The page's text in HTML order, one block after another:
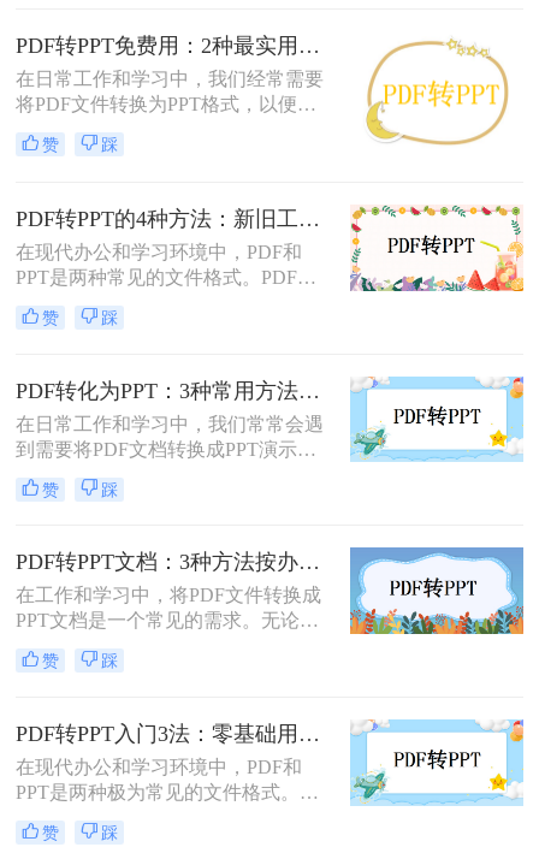
工”的泥潭——这不是能力问题，而
是工具选择的致命陷阱。那么怎么在
电脑上把pdf转换成ppt呢？作为深耕
电脑办公软件测评8年的博主，我亲
测30+工具，今天聚焦精准高效的转
换方案，帮你避开99%的坑。拒绝低
PDF转PPT免费用：2种最实用的操作路径和避坑要点！
在日常工作和学习中，我们经常需要
将PDF文件转换为PPT格式，以便进
行演示或编辑。那么怎么把pdf转换成
ppt免费呢？本文将介绍两种免费将
完成转换任务。
赞 踩
PDF转PPT的4种方法：新旧工具对比，哪个更适合批量转换！
在现代办公和学习环境中，PDF和
PPT是两种常见的文件格式。PDF文
件因其跨平台性和不易修改性而广受
欢迎，而PPT则因其强大的演示功能
要将PDF文件转换为PPT格式，以便
进行编辑、修改或演示。那么pdf怎么
转换成ppt呢？本文将详细介绍几种将
PDF转换为PPT的方法，帮助您轻松
实现文件格式的转换。
赞 踩
PDF转化为PPT：3种常用方法在不同PPT版本下的兼容性！
在日常工作和学习中，我们常常会遇
到需要将PDF文档转换成PPT演示文
稿的情况。无论是为了更好地展示信
息，还是为了方便编辑，掌握如何进
么怎么将pdf转化为ppt呢？本文将介
绍三种常用的方法来实现PDF到PPT
的转换。
赞 踩
PDF转PPT文档：3种方法按办公场景（汇报/教学/合同）选择！
在工作和学习中，将PDF文件转换成
PPT文档是一个常见的需求。无论是
为了制作演示文稿、提取内容还是重
新排版，掌握几种有效的转换方法都
ppt文档呢？本文将介绍三种常用的
PDF转PPT的方法，帮助您轻松完成
PDF到PPT的转换。
赞 踩
PDF转PPT入门3法：零基础用户的操作要点和注意事项！
在现代办公和学习环境中，PDF和
PPT是两种极为常见的文件格式。
PDF因其固定格式的特点而受到广泛
欢迎，尤其适合用于合同、学术论文
赞 踩